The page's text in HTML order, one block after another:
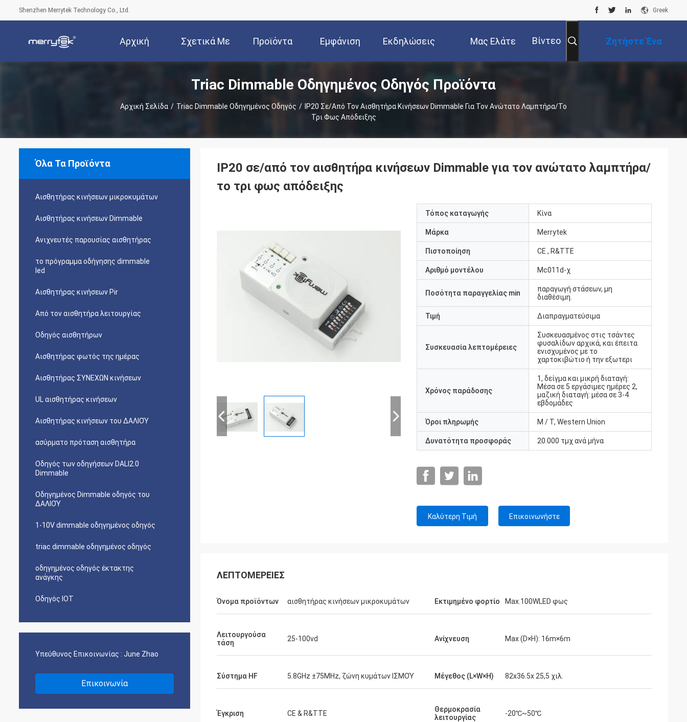
Shenzhen Merrytek Technology Co., Ltd. Greek
Αρχική Σχετικά Με
Εμάς
Προϊόντα Εμφάνιση
VR
Εκδηλώσεις Μας Ελάτε
Σε Επαφή Με
Βίντεο Ζητήστε Ένα
Απόσπασμα
Triac Dimmable Οδηγημένος Οδηγός Προϊόντα
Αρχική Σελίδα / Triac Dimmable Οδηγημένος Οδηγός /
IP20 Σε/από Τον Αισθητήρα Κινήσεων Dimmable Για Τον Ανώτατο Λαμπτήρα/το
Τρι Φως Απόδειξης
Όλα Τα Προϊόντα
Αισθητήρας κινήσεων μικροκυμάτων
Αισθητήρας κινήσεων Dimmable
Ανιχνευτές παρουσίας αισθητήρας
το πρόγραμμα οδήγησης dimmable
led
Αισθητήρας κινήσεων Pir
Από τον αισθητήρα λειτουργίας
Οδηγός αισθητήρων
Αισθητήρας φωτός της ημέρας
Αισθητήρας ΣΥΝΕΧΩΝ κινήσεων
UL αισθητήρας κινήσεων
Αισθητήρας κινήσεων του ΔΑΛΙΟΎ
ασύρματο πρόταση αισθητήρα
Οδηγός των οδηγήσεων DALI2.0
Dimmable
Οδηγημένος Dimmable οδηγός του
ΔΑΛΙΟΎ
1-10V dimmable οδηγημένος οδηγός
triac dimmable οδηγημένος οδηγός
οδηγημένος οδηγός έκτακτης
ανάγκης
Οδηγός IOT
Υπεύθυνος Επικοινωνίας : June Zhao
Επικοινωνία
IP20 σε/από τον αισθητήρα κινήσεων Dimmable για τον ανώτατο λαμπτήρα/
το τρι φως απόδειξης
Τόπος καταγωγής Κίνα
Μάρκα Merrytek
Πιστοποίηση CE , R&TTE
Αριθμό μοντέλου Mc011d-χ
Ποσότητα παραγγελίας min
παραγωγή στάσεων, μη
διαθέσιμη.
Τιμή Διαπραγματεύσιμα
Συσκευασία λεπτομέρειες
Συσκευασμένος στις τσάντες
φυσαλίδων αρχικά, και έπειτα
ενισχυμένος με το
χαρτοκιβώτιο ή την εξωτερι
Χρόνος παράδοσης
1, δείγμα και μικρή διαταγή:
Μέσα σε 5 εργάσιμες ημέρες 2,
μαζική διαταγή: μέσα σε 3-4
εβδομάδες
Όροι πληρωμής Μ / Τ, Western Union
Δυνατότητα προσφοράς 20.000 τμχ ανά μήνα
Καλύτερη Τιμή Επικοινωνήστε
ΛΕΠΤΟΜΈΡΕΙΕΣ
Όνομα προϊόντων αισθητήρας κινήσεων μικροκυμάτων Εκτιμημένο φορτίο Max.100WLED φως
Λειτουργούσα
τάση
25-100vd Ανίχνευση Max (D×H): 16m×6m
Σύστημα HF 5.8GHz ±75MHz, ζώνη κυμάτων ΙΣΜΟΎ Μέγεθος (L×W×H) 82x36.5x 25,5 χιλ.
Έγκριση CE & R&TTE
Θερμοκρασία
λειτουργίας
-20℃~50℃